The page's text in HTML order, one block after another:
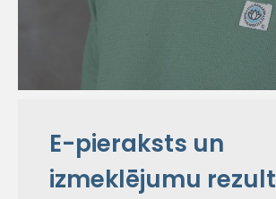
E-pieraksts un
izmeklējumu